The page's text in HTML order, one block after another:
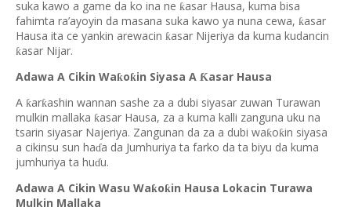
suka kawo a game da ko ina ne ƙasar Hausa, kuma bisa
fahimta ra’ayoyin da masana suka kawo ya nuna cewa, ƙasar
Hausa ita ce yankin arewacin ƙasar Nijeriya da kuma kudancin
ƙasar Nijar.
Adawa A Cikin Waƙoƙin Siyasa A Ƙasar Hausa
A ƙarƙashin wannan sashe za a dubi siyasar zuwan Turawan
mulkin mallaka ƙasar Hausa, za a kuma kalli zanguna uku na
tsarin siyasar Najeriya. Zangunan da za a dubi waƙoƙin siyasa
a cikinsu sun haɗa da Jumhuriya ta farko da ta biyu da kuma
jumhuriya ta huɗu.
Adawa A Cikin Wasu Waƙoƙin Hausa Lokacin Turawa
Mulkin Mallaka